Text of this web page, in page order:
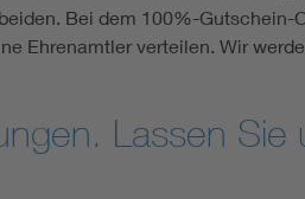
Bei dem 100%-
Ehrenamtler verteilen. Wir
Lassen